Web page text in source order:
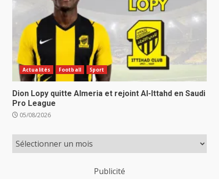
Actualités Football Sport
Dion Lopy quitte Almeria et rejoint Al-Ittahd en Saudi
Pro League
05/08/2026
Publicité